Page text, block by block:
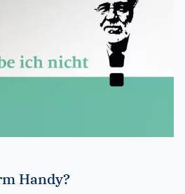
Handy?